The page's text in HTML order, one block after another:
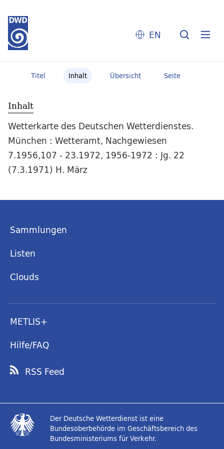
EN
Titel Inhalt Übersicht Seite
Inhalt
Wetterkarte des Deutschen Wetterdienstes.
München : Wetteramt, Nachgewiesen
7.1956,107 - 23.1972, 1956-1972 : Jg. 22
(7.3.1971) H. März
Sammlungen
Listen
Clouds
METLIS+
Hilfe/FAQ
RSS Feed
Der Deutsche Wetterdienst ist eine
Bundesoberbehörde im Geschäftsbereich des
Bundesministeriums für Verkehr.